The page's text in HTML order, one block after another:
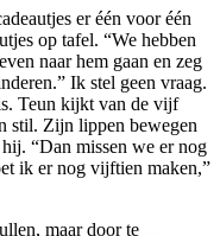
er één voor één
op tafel. “We hebben
naar hem gaan en zeg
Ik stel geen vraag.
Teun kijkt van de vijf
stil. Zijn lippen bewegen
“Dan missen we er nog
ik er nog vijftien maken,”
maar door te